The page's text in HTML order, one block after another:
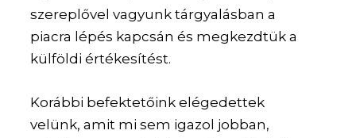
szereplővel vagyunk tárgyalásban a
piacra lépés kapcsán és megkezdtük a
külföldi értékesítést.
Korábbi befektetőink elégedettek
velünk, amit mi sem igazol jobban,